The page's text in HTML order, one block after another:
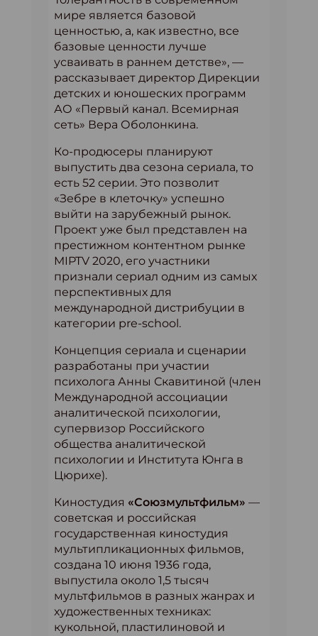
мире является базовой
ценностью, а, как известно, все
базовые ценности лучше
усваивать в раннем детстве», —
рассказывает директор Дирекции
детских и юношеских программ
АО «Первый канал. Всемирная
сеть» Вера Оболонкина.
Ко-продюсеры планируют
выпустить два сезона сериала, то
есть 52 серии. Это позволит
«Зебре в клеточку» успешно
выйти на зарубежный рынок.
Проект уже был представлен на
престижном контентном рынке
MIPTV 2020, его участники
признали сериал одним из самых
перспективных для
международной дистрибуции в
категории pre-school.
Концепция сериала и сценарии
разработаны при участии
психолога Анны Скавитиной (член
Международной ассоциации
аналитической психологии,
супервизор Российского
общества аналитической
психологии и Института Юнга в
Цюрихе).
Киностудия «Союзмультфильм» —
советская и российская
государственная киностудия
мультипликационных фильмов,
создана 10 июня 1936 года,
выпустила около 1,5 тысяч
мультфильмов в разных жанрах и
художественных техниках:
кукольной, пластилиновой и